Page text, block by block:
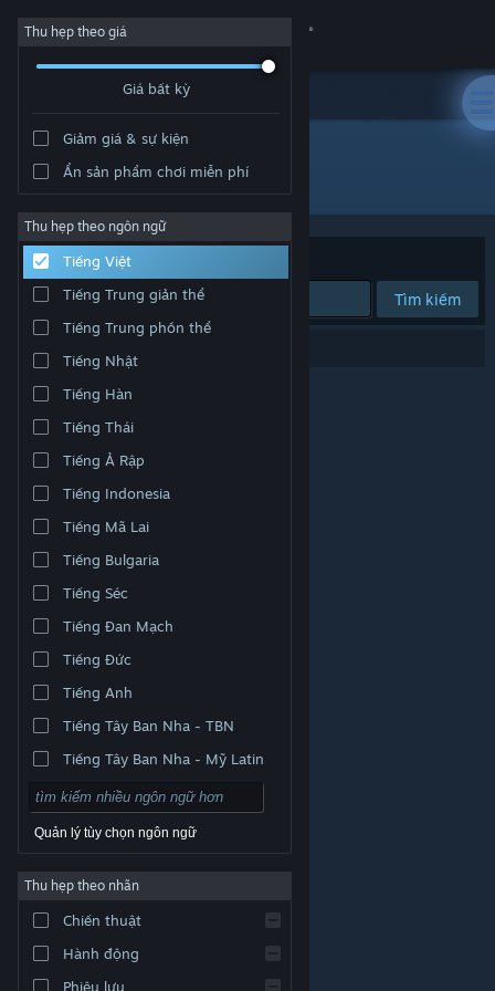
Đăng nhập
Cộng đồng
Thông tin
Hỗ trợ
Thay đổi ngôn ngữ
Cài ứng dụng Steam di động
Xem web cho desktop
thương hiệu là tài sản của chủ sở hữu tương ứng tại
Pháp lý
Hỗ trợ tiếp cận
ký Steam
|Hoàn tiền|
Thu hẹp theo giá
Giá bất kỳ
Giảm giá & sự kiện
Ẩn sản phẩm chơi miễn phí
Thu hẹp theo ngôn ngữ
Tiếng Việt
Tiếng Trung giản thể
Tiếng Trung phồn thể
Tiếng Nhật
Tiếng Hàn
Tiếng Thái
Tiếng Ả Rập
Tiếng Indonesia
Tiếng Mã Lai
Tiếng Bulgaria
Tiếng Séc
Tiếng Đan Mạch
Tiếng Đức
Tiếng Anh
Tiếng Tây Ban Nha - TBN
Tiếng Tây Ban Nha - Mỹ Latin
Quản lý tùy chọn ngôn ngữ
Thu hẹp theo nhãn
Chiến thuật
Hành động
Phiêu lưu
Nhà phát triển: AlterWorlds
Xếp theo Độ liên quan
Tìm kiếm